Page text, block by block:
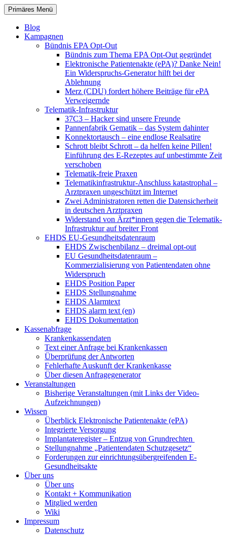
Zum
Inhalt
springen
patientenrechte-datenschutz.de
Suchen
Primäres Menü
Blog
Kampagnen
Bündnis EPA Opt-Out
Bündnis zum Thema EPA Opt-Out gegründet
Elektronische Patientenakte (ePA)? Danke Nein!
Ein Widerspruchs-Generator hilft bei der
Ablehnung
Merz (CDU) fordert höhere Beiträge für ePA
Verweigernde
Telematik-Infrastruktur
37C3 – Hacker sind unsere Freunde
Pannenfabrik Gematik – das System dahinter
Konnektortausch – eine endlose Realsatire
Schrott bleibt Schrott – da helfen keine Pillen!
Einführung des E-Rezeptes auf unbestimmte Zeit
verschoben
Telematik-freie Praxen
Telematikinfrastruktur-Anschluss katastrophal –
Arztpraxen ungeschützt im Internet
Zwei Administratoren retten die Datensicherheit
in deutschen Arztpraxen
Widerstand von Ärzt*innen gegen die Telematik-
Infrastruktur auf breiter Front
EHDS EU-Gesundheitsdatenraum
EHDS Zwischenbilanz – dreimal opt-out
EU Gesundheitsdatenraum –
Kommerzialisierung von Patientendaten ohne
Widerspruch
EHDS Position Paper
EHDS Stellungnahme
EHDS Alarmtext
EHDS alarm text (en)
EHDS Dokumentation
Kassenabfrage
Krankenkassendaten
Text einer Anfrage bei Krankenkassen
Überprüfung der Antworten
Fehlerhafte Auskunft der Krankenkasse
Über diesen Anfragegenerator
Veranstaltungen
Bisherige Veranstaltungen (mit Links der Video-
Aufzeichnungen)
Wissen
Überblick Elektronische Patientenakte (ePA)
Integrierte Versorgung
Implantateregister – Entzug von Grundrechten
Stellungnahme „Patientendaten Schutzgesetz“
Forderungen zur einrichtungsübergreifenden E-
Gesundheitsakte
Über uns
Über uns
Kontakt + Kommunikation
Mitglied werden
Wiki
Impressum
Datenschutz